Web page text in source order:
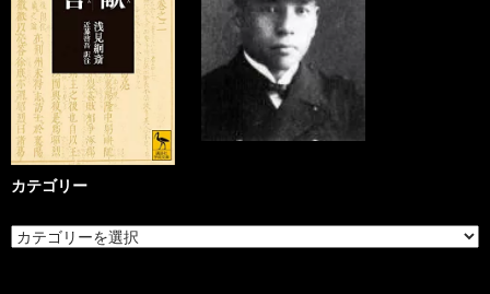
カテゴリー
カ
テ